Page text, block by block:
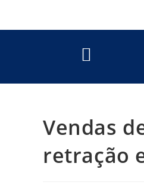
Vendas
retração